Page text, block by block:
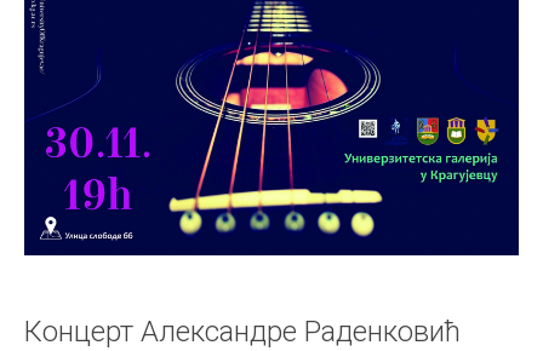
Концерт Александре Раденковић